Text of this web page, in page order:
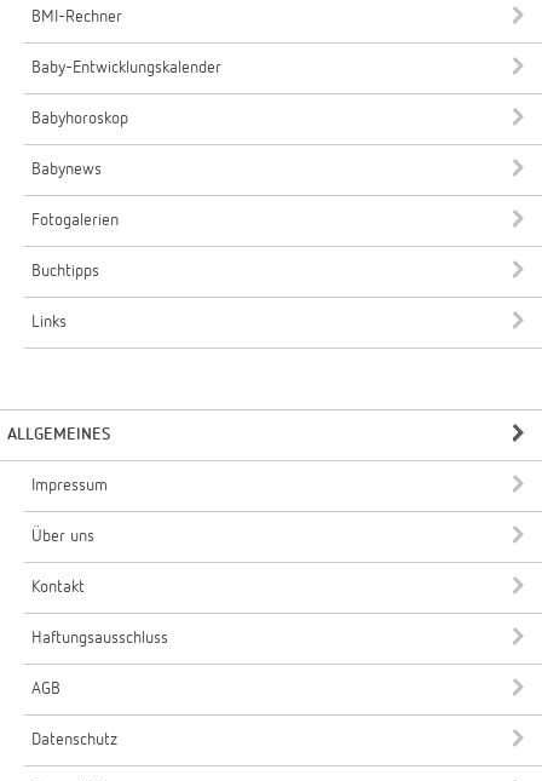
BMI-Rechner
Baby-Entwicklungskalender
Babyhoroskop
Babynews
Fotogalerien
Buchtipps
Links
ALLGEMEINES
Impressum
Über uns
Kontakt
Haftungsausschluss
AGB
Datenschutz